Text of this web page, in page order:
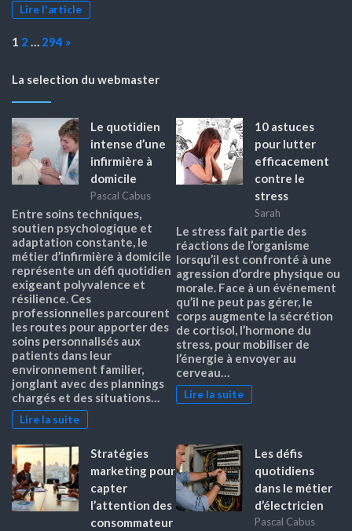
Lire l'article
Page:
1 2 … 294 Next
»
La selection du webmaster
Le quotidien
intense d’une
infirmière à
domicile
Pascal Cabus
Entre soins techniques,
soutien psychologique et
adaptation constante, le
métier d’infirmière à domicile
représente un défi quotidien
exigeant polyvalence et
résilience. Ces
professionnelles parcourent
les routes pour apporter des
soins personnalisés aux
patients dans leur
environnement familier,
jonglant avec des plannings
chargés et des situations…
Lire la suite
10 astuces
pour lutter
efficacement
contre le
stress
Sarah
Le stress fait partie des
réactions de l’organisme
lorsqu’il est confronté à une
agression d’ordre physique ou
morale. Face à un événement
qu’il ne peut pas gérer, le
corps augmente la sécrétion
de cortisol, l’hormone du
stress, pour mobiliser de
l’énergie à envoyer au
cerveau…
Lire la suite
Stratégies
marketing pour
capter
l’attention des
consommateur
Les défis
quotidiens
dans le métier
d’électricien
Pascal Cabus